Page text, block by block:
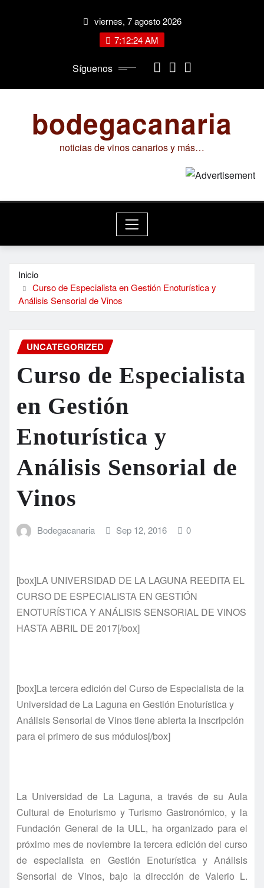
viernes, 7 agosto 2026
7:12:25 AM
Síguenos
bodegacanaria
noticias de vinos canarios y más…
Inicio
Curso de Especialista en Gestión Enoturística y
Análisis Sensorial de Vinos
UNCATEGORIZED
Curso de Especialista
en Gestión
Enoturística y
Análisis Sensorial de
Vinos
Bodegacanaria Sep 12, 2016 0
[box]LA UNIVERSIDAD DE LA LAGUNA REEDITA EL
CURSO DE ESPECIALISTA EN GESTIÓN
ENOTURÍSTICA Y ANÁLISIS SENSORIAL DE VINOS
HASTA ABRIL DE 2017[/box]
[box]La tercera edición del Curso de Especialista de la
Universidad de La Laguna en Gestión Enoturística y
Análisis Sensorial de Vinos tiene abierta la inscripción
para el primero de sus módulos[/box]
La Universidad de La Laguna, a través de su Aula
Cultural de Enoturismo y Turismo Gastronómico, y la
Fundación General de la ULL, ha organizado para el
próximo mes de noviembre la tercera edición del curso
de especialista en Gestión Enoturística y Análisis
Sensorial de Vinos, bajo la dirección de Valerio L.